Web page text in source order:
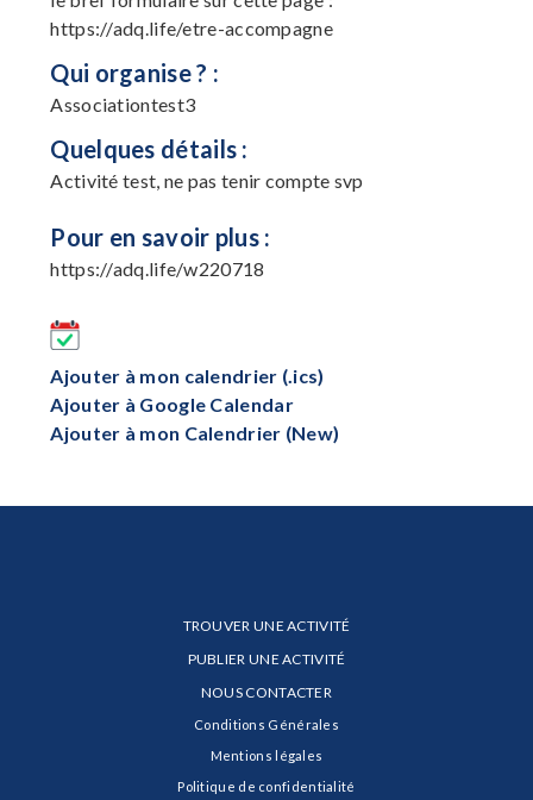
https://adq.life/etre-accompagne
Qui organise ? :
Associationtest3
Quelques détails :
Activité test, ne pas tenir compte svp
Pour en savoir plus :
https://adq.life/w220718
Ajouter à mon calendrier (.ics)
Ajouter à Google Calendar
Ajouter à mon Calendrier (New)
TROUVER UNE ACTIVITÉ
PUBLIER UNE ACTIVITÉ
NOUS CONTACTER
Conditions Générales
Mentions légales
Politique de confidentialité